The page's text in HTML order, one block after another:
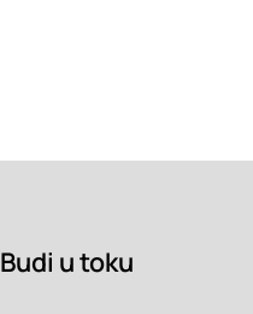
Budi u toku